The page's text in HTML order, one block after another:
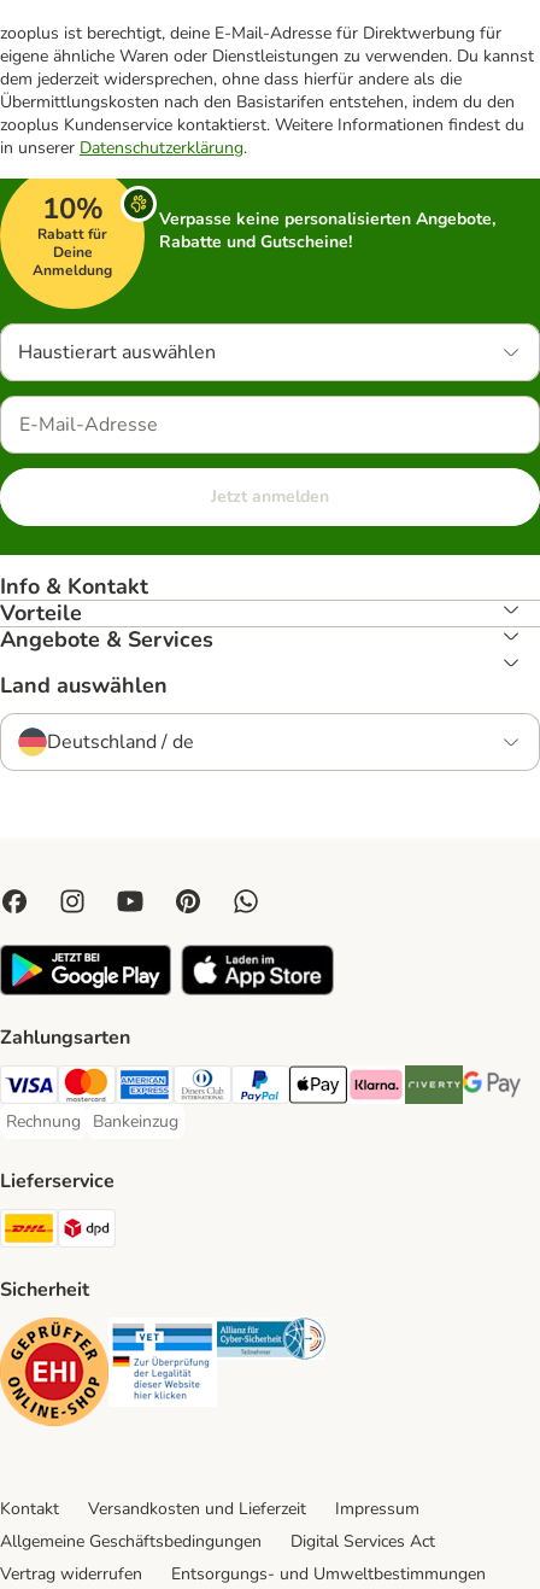
zooplus ist berechtigt, deine E-Mail-Adresse für Direktwerbung für
eigene ähnliche Waren oder Dienstleistungen zu verwenden. Du kannst
dem jederzeit widersprechen, ohne dass hierfür andere als die
Übermittlungskosten nach den Basistarifen entstehen, indem du den
zooplus Kundenservice kontaktierst. Weitere Informationen findest du
in unserer Datenschutzerklärung.
10%
Rabatt für
Deine
Anmeldung
Verpasse keine personalisierten Angebote,
Rabatte und Gutscheine!
Haustierart auswählen
Jetzt anmelden
Info & Kontakt
Vorteile
Angebote & Services
Land auswählen
Deutschland / de
Zahlungsarten
Visa Payment Method
Mastercard Payment Method
American Express Payment Method
Diners Club Payment Method
PayPal Payment Method
Apple Pay Payment Method
Klarna Payment Method
Riverty Payment
Google
Rechnung
Rechnung Payment Method
Bankeinzug
Bankeinzug Payment Method
Lieferservice
DHL Shipping Method
Sicherheit
Security Security Security
Kontakt Versandkosten und Lieferzeit
Impressum
Allgemeine Geschäftsbedingungen
Digital Services Act
Vertrag widerrufen
Entsorgungs- und Umweltbestimmungen